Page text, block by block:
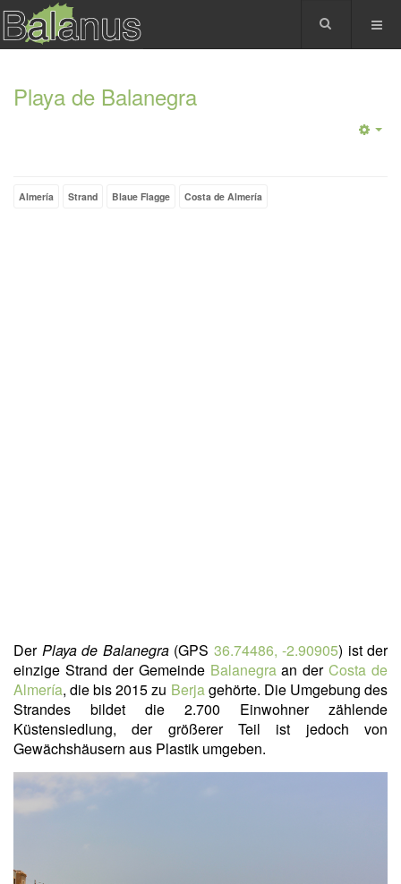
Playa de Balanegra
Almería Strand Blaue Flagge Costa de Almería
Der Playa de Balanegra(GPS 36.74486, -2.90905) ist der
einzige Strand der Gemeinde Balanegraan derCosta de
Almería, die bis 2015 zu Berjagehörte. Die Umgebung des
Strandes bildet die 2.700 Einwohner zählende
Küstensiedlung, der größerer Teil ist jedoch von
Gewächshäusern aus Plastik umgeben.